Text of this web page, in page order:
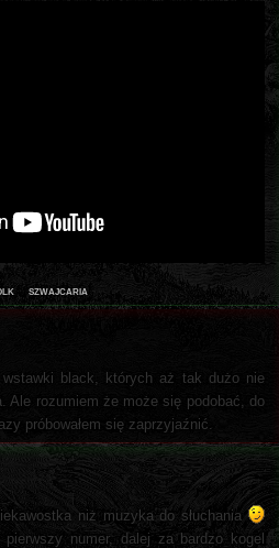
szwajcaria
black, których aż tak dużo nie
Ale rozumiem że może się podobać, do
próbowałem się zaprzyjaźnić.
niż muzyka do słuchania
numer, dalej za bardzo kogel